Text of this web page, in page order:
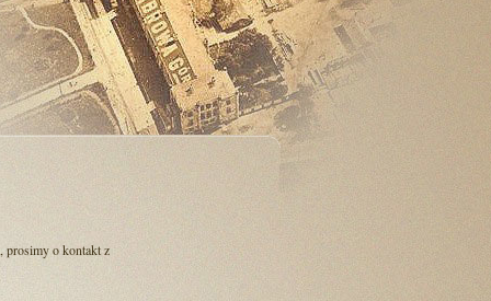
prosimy o kontakt z